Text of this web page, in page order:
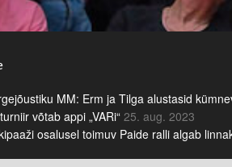
MM: Erm ja Tilga alustasid
võtab appi „VARi“ 25. aug. 2023
osalusel toimuv Paide ralli algab